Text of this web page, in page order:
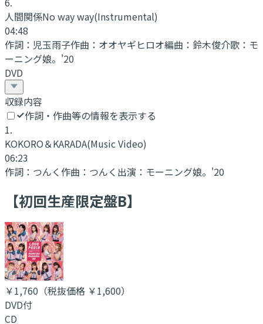
人間関係No way way(Instrumental)
04:48
作詞： 児玉雨子作曲： オオヤギヒロオ編曲： 鈴木俊介歌： モ
ーニング娘。'20
DVD
収録内容
作詞・作曲等の情報を表示する
1.
KOKORO＆KARADA(Music Video)
06:23
作詞： つんく 作曲： つんく 出演： モーニング娘。'20
【初回生産限定盤B】
￥1,760 （税抜価格 ￥1,600）
DVD付
CD